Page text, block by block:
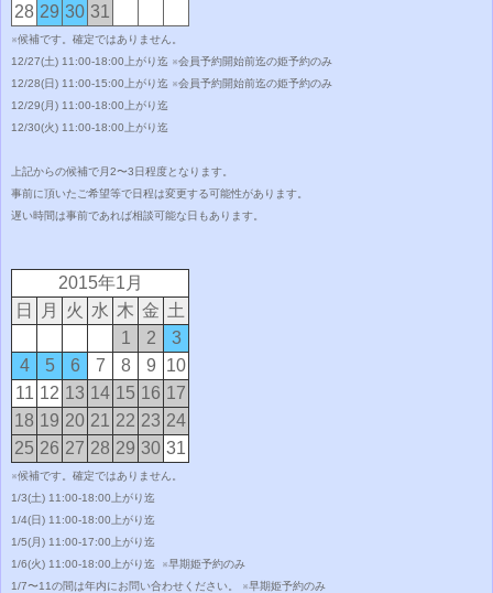
28 29 30 31
※候補です。確定ではありません。
12/27(土) 11:00-18:00上がり迄 ※会員予約開始前迄の姫予約のみ
12/28(日) 11:00-15:00上がり迄 ※会員予約開始前迄の姫予約のみ
12/29(月) 11:00-18:00上がり迄
12/30(火) 11:00-18:00上がり迄
上記からの候補で月2〜3日程度となります。
事前に頂いたご希望等で日程は変更する可能性があります。
遅い時間は事前であれば相談可能な日もあります。
2015年1月
日
月 火 水 木 金 土
1
2
3
4
5 6 7 8 9
10
11 12 13 14 15 16 17
18 19 20 21 22 23 24
25 26 27 28 29 30 31
※候補です。確定ではありません。
1/3(土) 11:00-18:00上がり迄
1/4(日) 11:00-18:00上がり迄
1/5(月) 11:00-17:00上がり迄
1/6(火) 11:00-18:00上がり迄
※早期姫予約のみ
1/7〜11の間は年内にお問い合わせください。
※早期姫予約のみ